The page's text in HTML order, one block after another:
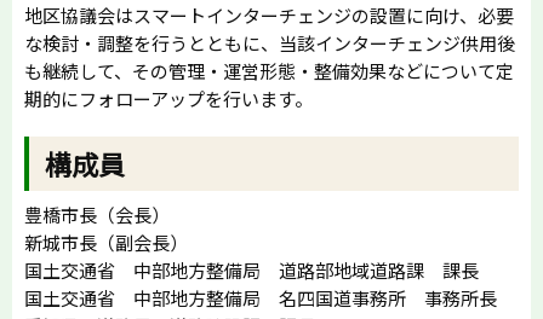
地区協議会はスマートインターチェンジの設置に向け、必要
な検討・調整を行うとともに、当該インターチェンジ供用後
も継続して、その管理・運営形態・整備効果などについて定
期的にフォローアップを行います。
構成員
豊橋市長（会長）
新城市長（副会長）
国土交通省 中部地方整備局 道路部地域道路課 課長
国土交通省 中部地方整備局 名四国道事務所 事務所長